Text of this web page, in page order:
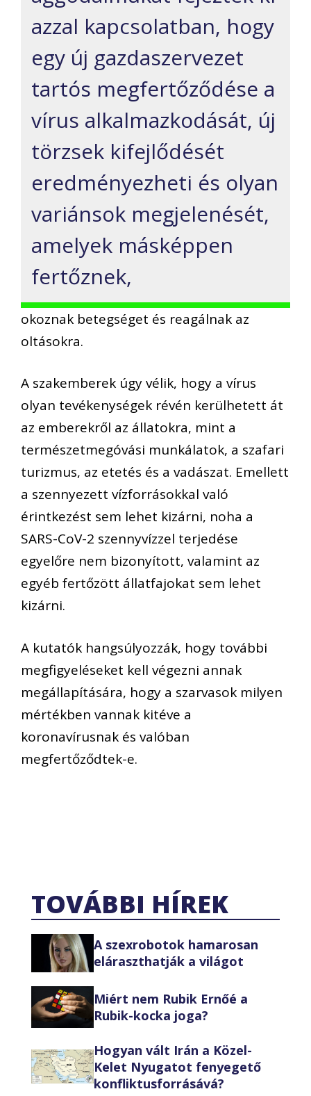
azzal kapcsolatban, hogy
egy új gazdaszervezet
tartós megfertőződése a
vírus alkalmazkodását, új
törzsek kifejlődését
eredményezheti és olyan
variánsok megjelenését,
amelyek másképpen
fertőznek,
okoznak betegséget és reagálnak az
oltásokra.
A szakemberek úgy vélik, hogy a vírus
olyan tevékenységek révén kerülhetett át
az emberekről az állatokra, mint a
természetmegóvási munkálatok, a szafari
turizmus, az etetés és a vadászat. Emellett
a szennyezett vízforrásokkal való
érintkezést sem lehet kizárni, noha a
SARS-CoV-2 szennyvízzel terjedése
egyelőre nem bizonyított, valamint az
egyéb fertőzött állatfajokat sem lehet
kizárni.
A kutatók hangsúlyozzák, hogy további
megfigyeléseket kell végezni annak
megállapítására, hogy a szarvasok milyen
mértékben vannak kitéve a
koronavírusnak és valóban
megfertőződtek-e.
TOVÁBBI HÍREK
A szexrobotok hamarosan
eláraszthatják a világot
Miért nem Rubik Ernőé a
Rubik-kocka joga?
Hogyan vált Irán a Közel-
Kelet Nyugatot fenyegető
konfliktusforrásává?